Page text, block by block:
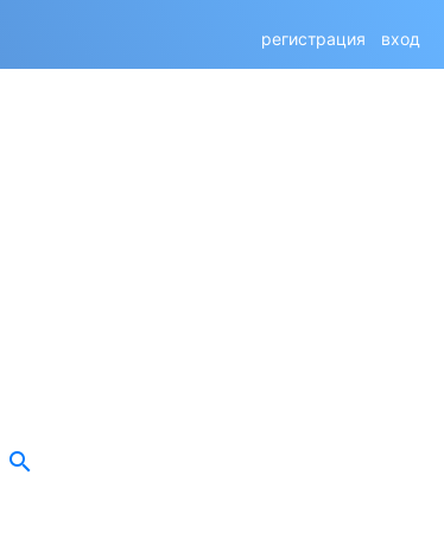
регистрация вход
search